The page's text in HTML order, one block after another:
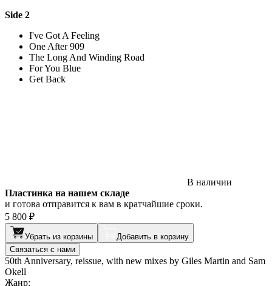
Side 2
I've Got A Feeling
One After 909
The Long And Winding Road
For You Blue
Get Back
В наличии
Пластинка на нашем складе
и готова отправится к вам в кратчайшие сроки.
5 800 ₽
Убрать из корзины
Добавить в корзину
Связаться с нами
50th Anniversary, reissue, with new mixes by Giles Martin and Sam
Okell
Жанр: